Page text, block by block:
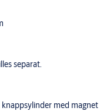
separat.
med magnet